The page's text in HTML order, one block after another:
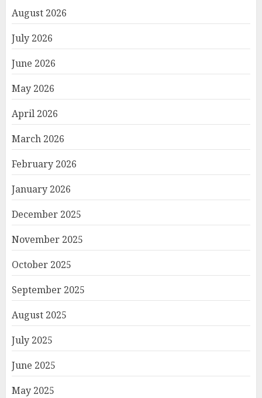
August 2026
July 2026
June 2026
May 2026
April 2026
March 2026
February 2026
January 2026
December 2025
November 2025
October 2025
September 2025
August 2025
July 2025
June 2025
May 2025